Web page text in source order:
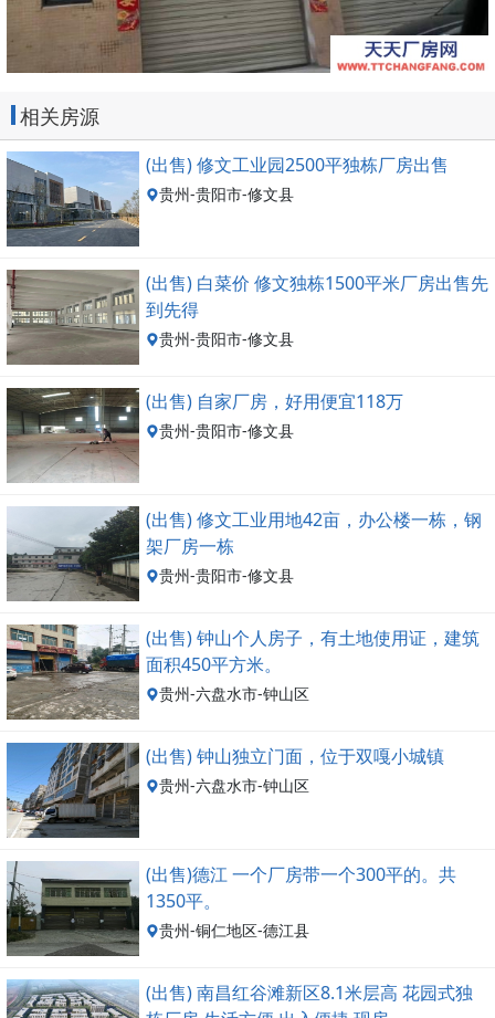
相关房源
(出售) 修文工业园2500平独栋厂房出售
贵州-贵阳市-修文县
(出售) 白菜价 修文独栋1500平米厂房出售先
到先得
贵州-贵阳市-修文县
(出售) 自家厂房，好用便宜118万
贵州-贵阳市-修文县
(出售) 修文工业用地42亩，办公楼一栋，钢
架厂房一栋
贵州-贵阳市-修文县
(出售) 钟山个人房子，有土地使用证，建筑
面积450平方米。
贵州-六盘水市-钟山区
(出售) 钟山独立门面，位于双嘎小城镇
贵州-六盘水市-钟山区
(出售)德江 一个厂房带一个300平的。共
1350平。
贵州-铜仁地区-德江县
(出售) 南昌红谷滩新区8.1米层高 花园式独